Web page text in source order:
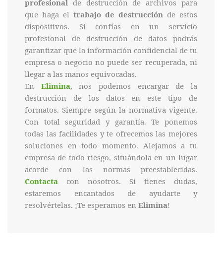
profesional de destrucción de archivos para
que haga el trabajo de destrucción de estos
dispositivos. Si confías en un servicio
profesional de destrucción de datos podrás
garantizar que la información confidencial de tu
empresa o negocio no puede ser recuperada, ni
llegar a las manos equivocadas.
En
Elimina, nos podemos encargar de la
destrucción de los datos en este tipo de
formatos. Siempre según la normativa vigente.
Con total seguridad y garantía. Te ponemos
todas las facilidades y te ofrecemos las mejores
soluciones en todo momento. Alejamos a tu
empresa de todo riesgo, situándola en un lugar
acorde con las normas preestablecidas.
Contacta
con nosotros. Si tienes dudas,
estaremos encantados de ayudarte y
resolvértelas. ¡Te esperamos en Elimina!